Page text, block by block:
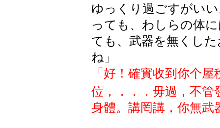
ゆっくり過ごすがい
っても、わしらの体
ても、武器を無くし
ね」
「好！確實收到你个屋
位，．．．毋過，不管
身體。講罔講，你無武